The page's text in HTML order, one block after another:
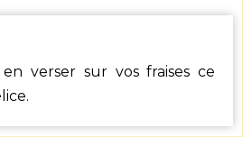
verser sur vos fraises ce